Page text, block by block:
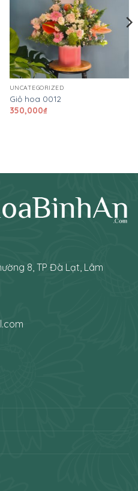
UNCATEGORIZED
Giỏ hoa 0012
350,000₫
8, TP Đà Lạt, Lâm